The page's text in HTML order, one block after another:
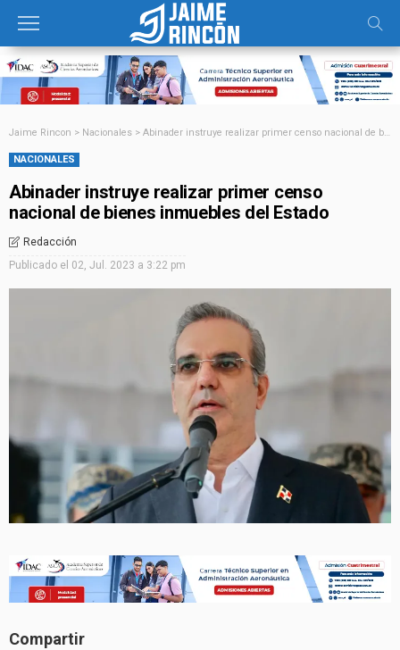
Jaime Rincon > Nacionales > Abinader instruye realizar primer censo nacional de bienes inmuebles del Estado
NACIONALES
Abinader instruye realizar primer censo
nacional de bienes inmuebles del Estado
Redacción
Publicado el 02, Jul. 2023 a 3:22 pm
Compartir